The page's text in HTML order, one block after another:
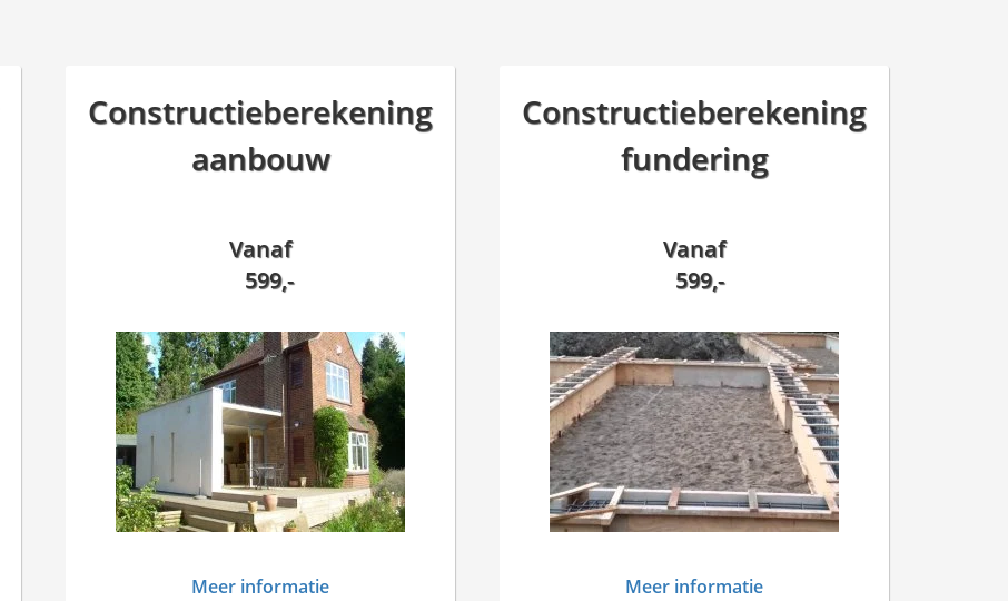
Constructieberekening
aanbouw
Vanaf
599,-
Meer informatie
Constructieberekening
fundering
Vanaf
599,-
Meer informatie